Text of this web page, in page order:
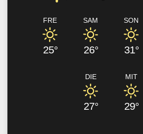
FRE
25°
SAM
26°
SON
31°
DIE
27°
MIT
29°